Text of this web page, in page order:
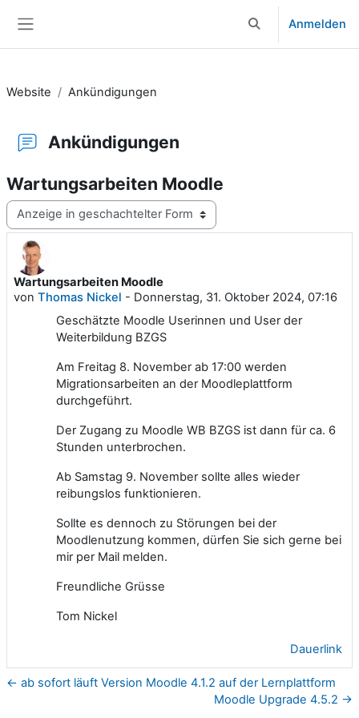
Sucheingabe
Anmelden
Website Ankündigungen
Ankündigungen
Wartungsarbeiten Moodle
Anzeigemodus
Wartungsarbeiten Moodle
von Thomas Nickel - Donnerstag, 31. Oktober 2024, 07:16
Anzahl Antworten: 0
Geschätzte Moodle Userinnen und User der
Weiterbildung BZGS
Am Freitag 8. November ab 17:00 werden
Migrationsarbeiten an der Moodleplattform
durchgeführt.
Der Zugang zu Moodle WB BZGS ist dann für ca. 6
Stunden unterbrochen.
Ab Samstag 9. November sollte alles wieder
reibungslos funktionieren.
Sollte es dennoch zu Störungen bei der
Moodlenutzung kommen, dürfen Sie sich gerne bei
mir per Mail melden.
Freundliche Grüsse
Tom Nickel
Dauerlink
← ab sofort läuft Version Moodle 4.1.2 auf der Lernplattform
Moodle Upgrade 4.5.2 →